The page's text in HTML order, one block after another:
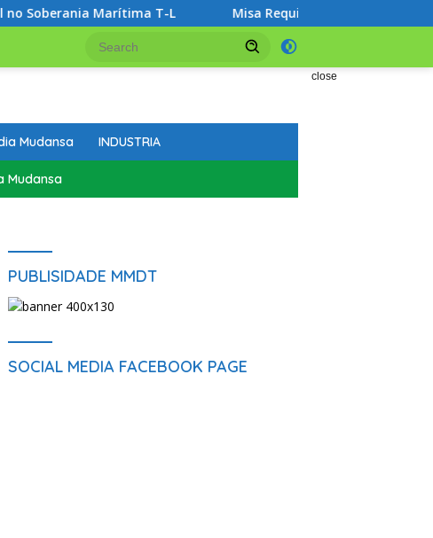
T-L Misa Requiem no Despedida Ikus ba Professor
close
Mudansa INDUSTRIA
Mudansa
PUBLISIDADE MMDT
SOCIAL MEDIA FACEBOOK PAGE